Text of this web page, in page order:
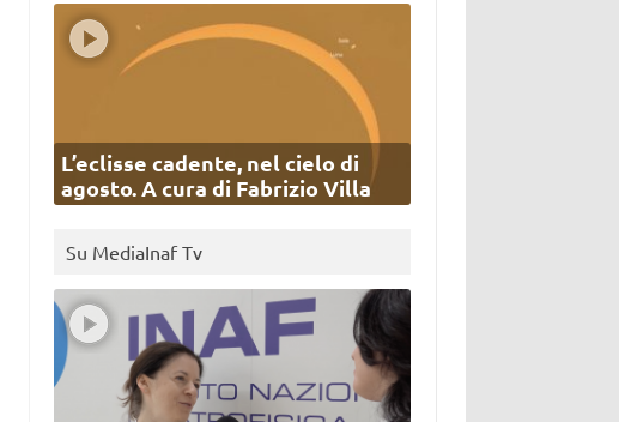
L’eclisse cadente, nel cielo di
agosto. A cura di Fabrizio Villa
Su MediaInaf Tv